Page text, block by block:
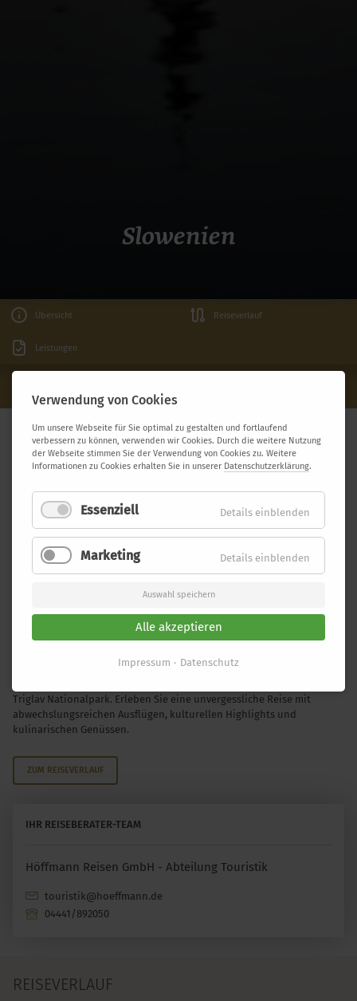
Slowenien
Übersicht Reiseverlauf
Leistungen
SLOWENIEN
Entdecken Sie Slowenien mit all seinen Facetten: von malerischen
Triglav Nationalpark. Erleben Sie eine unvergessliche Reise mit
abwechslungsreichen Ausflügen, kulturellen Highlights und
kulinarischen Genüssen.
ZUM REISEVERLAUF
IHR REISEBERATER-TEAM
Höffmann Reisen GmbH - Abteilung Touristik
touristik@hoeffmann.de
04441/892050
REISEVERLAUF
Verwendung von Cookies
Um unsere Webseite für Sie optimal zu gestalten und fortlaufend
verbessern zu können, verwenden wir Cookies. Durch die weitere Nutzung
der Webseite stimmen Sie der Verwendung von Cookies zu. Weitere
Informationen zu Cookies erhalten Sie in unserer Datenschutzerklärung.
Essenziell Details einblenden
Marketing Details einblenden
Auswahl speichern
Alle akzeptieren
Impressum Datenschutz